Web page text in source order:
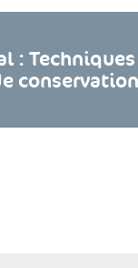
: Techniques
conservation